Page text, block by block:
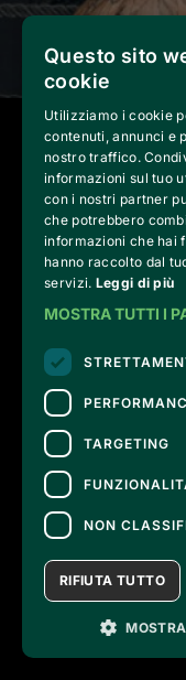
For information and
For information on
Questo sito
cookie
Utilizziamo i cookie
contenuti, annunci e
nostro traffico.
informazioni sul tuo
con i nostri partner
che potrebbero
informazioni che hai
hanno raccolto dal
servizi. Leggi di più
MOSTRA TUTTI I
TARGETING
NON
RIFIUTA TUTTO